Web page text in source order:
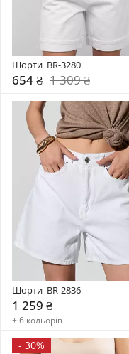
Шорти  BR-3280
654 ₴ 1 309 ₴
Шорти  BR-2836
1 259 ₴
+ 6 кольорів
- 30%